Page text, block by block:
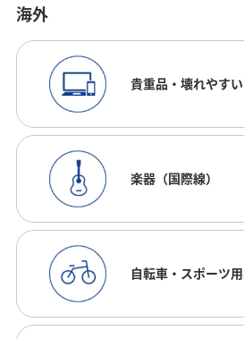
海外
貴重品・壊れやす
楽器（国際線）
自転車・スポーツ用